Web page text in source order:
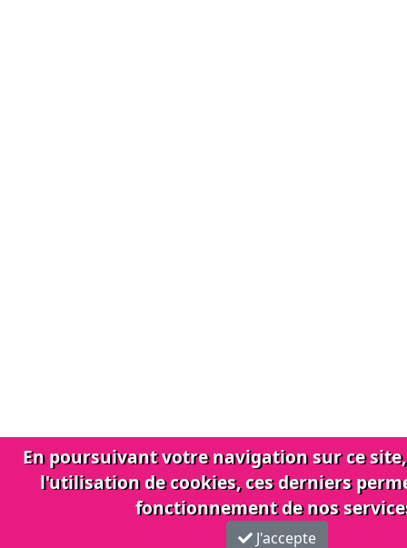
En poursuivant votre navigation sur ce
l'utilisation de cookies, ces derniers
fonctionnement de nos
J'accepte